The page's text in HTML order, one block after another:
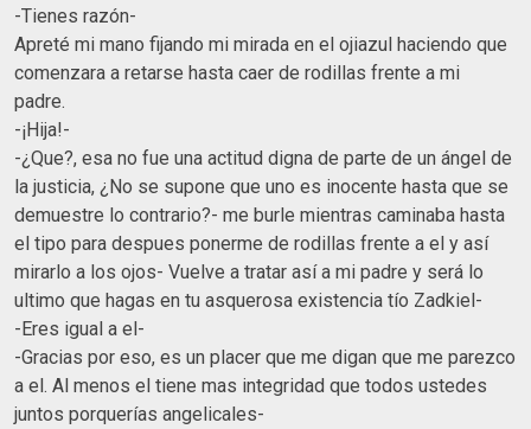
-Tienes razón-
Apreté mi mano fijando mi mirada en el ojiazul haciendo que
comenzara a retarse hasta caer de rodillas frente a mi
padre.
-¡Hija!-
-¿Que?, esa no fue una actitud digna de parte de un ángel de
la justicia, ¿No se supone que uno es inocente hasta que se
demuestre lo contrario?- me burle mientras caminaba hasta
el tipo para despues ponerme de rodillas frente a el y así
mirarlo a los ojos- Vuelve a tratar así a mi padre y será lo
ultimo que hagas en tu asquerosa existencia tío Zadkiel-
-Eres igual a el-
-Gracias por eso, es un placer que me digan que me parezco
a el. Al menos el tiene mas integridad que todos ustedes
juntos porquerías angelicales-